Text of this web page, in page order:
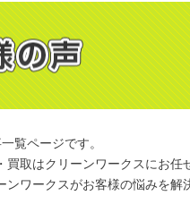
覧ページです。
買取はクリーンワークスにお
ンワークスがお客様の悩みを解